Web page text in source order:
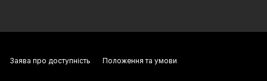
Заява про доступність Положення та умови